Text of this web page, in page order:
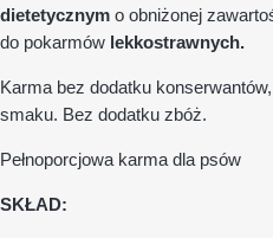
dietetycznym o obniżonej
do pokarmów lekkostrawnych.
Karma bez dodatku
smaku. Bez dodatku zbóż.
Pełnoporcjowa karma dla psów
SKŁAD: